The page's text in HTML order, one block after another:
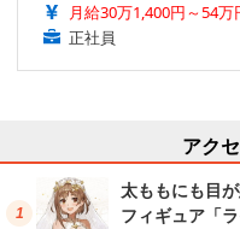
月給30万1,400円～54万
正社員
アク
太ももにも目
フィギュア「